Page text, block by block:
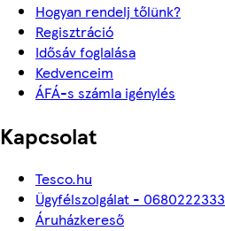
Hogyan rendelj tőlünk?
Regisztráció
Idősáv foglalása
Kedvenceim
ÁFÁ-s számla igénylés
Kapcsolat
Tesco.hu
Ügyfélszolgálat - 0680222333
Áruházkereső